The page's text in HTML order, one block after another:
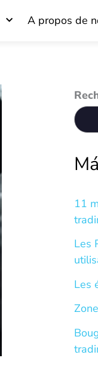
A propos de
11
Les
Les